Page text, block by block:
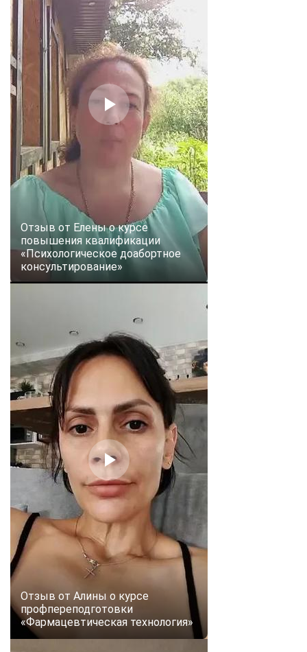
Отзыв от Елены о курсе
повышения квалификации
«Психологическое доабортное
консультирование»
Отзыв от Алины о курсе
профпереподготовки
«Фармацевтическая технология»